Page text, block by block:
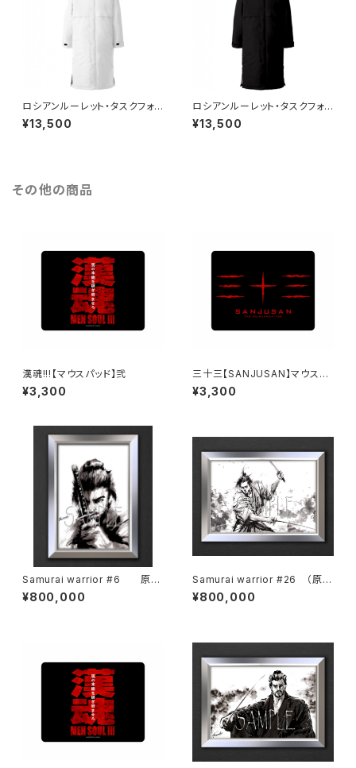
ロシアンルーレット・タスクフォ
ース【寒冷地帯戦用】ライトコー
ト （ホワイト）
¥13,500
ロシアンルーレット・タスクフォ
ース【寒冷地帯戦用】ライトコー
ト （ブラック）
¥13,500
その他の商品
漢魂!!!【マウスパッド】弐
¥3,300
三十三【SANJUSAN】マウスパ
ッド・弐
¥3,300
Samurai warrior #6 原画
【 一点物 】
¥800,000
Samurai warrior #26 （原
画）【 一点物 】
¥800,000